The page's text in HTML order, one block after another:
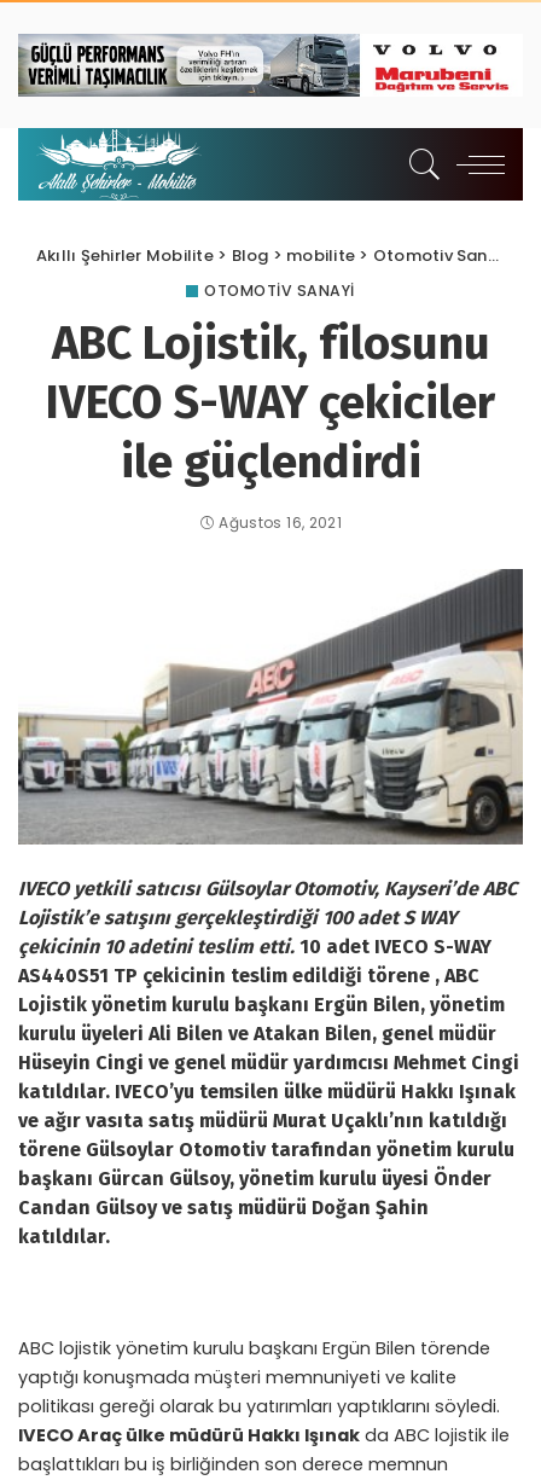
Akıllı Şehirler Mobilite> Blog > mobilite > Otomotiv Sanayi
OTOMOTIV SANAYI
ABC Lojistik, filosunu
IVECO S-WAY çekiciler
ile güçlendirdi
Ağustos 16, 2021
IVECO yetkili satıcısı Gülsoylar Otomotiv, Kayseri’de ABC
Lojistik’e satışını gerçekleştirdiği 100 adet S WAY
çekicinin 10 adetini teslim etti. 10 adet IVECO S-WAY
AS440S51 TP çekicinin teslim edildiği törene , ABC
Lojistik yönetim kurulu başkanı Ergün Bilen, yönetim
kurulu üyeleri Ali Bilen ve Atakan Bilen, genel müdür
Hüseyin Cingi ve genel müdür yardımcısı Mehmet Cingi
katıldılar. IVECO’yu temsilen ülke müdürü Hakkı Işınak
ve ağır vasıta satış müdürü Murat Uçaklı’nın katıldığı
törene Gülsoylar Otomotiv tarafından yönetim kurulu
başkanı Gürcan Gülsoy, yönetim kurulu üyesi Önder
Candan Gülsoy ve satış müdürü Doğan Şahin
katıldılar.
ABC lojistik yönetim kurulu başkanı Ergün Bilen törende
yaptığı konuşmada müşteri memnuniyeti ve kalite
politikası gereği olarak bu yatırımları yaptıklarını söyledi.
IVECO Araç ülke müdürü Hakkı Işınak da ABC lojistik ile
başlattıkları bu iş birliğinden son derece memnun